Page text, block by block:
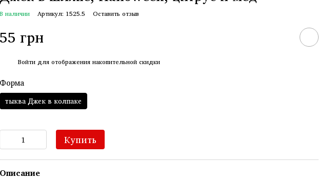
В наличии Артикул: 1525.5 Оставить отзыв
55 грн
Войти для отображения накопительной скидки
Форма
тыква Джек в колпаке
Купить
Описание